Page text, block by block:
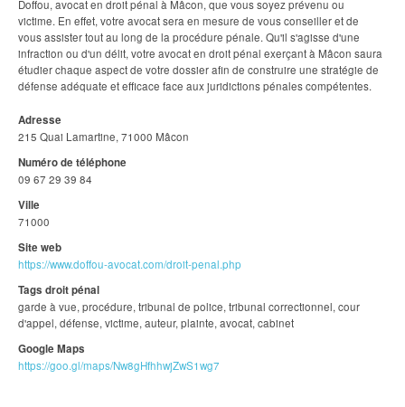
Doffou, avocat en droit pénal à Mâcon, que vous soyez prévenu ou
victime. En effet, votre avocat sera en mesure de vous conseiller et de
vous assister tout au long de la procédure pénale. Qu'il s'agisse d'une
infraction ou d'un délit, votre avocat en droit pénal exerçant à Mâcon saura
étudier chaque aspect de votre dossier afin de construire une stratégie de
défense adéquate et efficace face aux juridictions pénales compétentes.
Adresse
215 Quai Lamartine, 71000 Mâcon
Numéro de téléphone
09 67 29 39 84
Ville
71000
Site web
https://www.doffou-avocat.com/droit-penal.php
Tags droit pénal
garde à vue, procédure, tribunal de police, tribunal correctionnel, cour
d'appel, défense, victime, auteur, plainte, avocat, cabinet
Google Maps
https://goo.gl/maps/Nw8gHfhhwjZwS1wg7